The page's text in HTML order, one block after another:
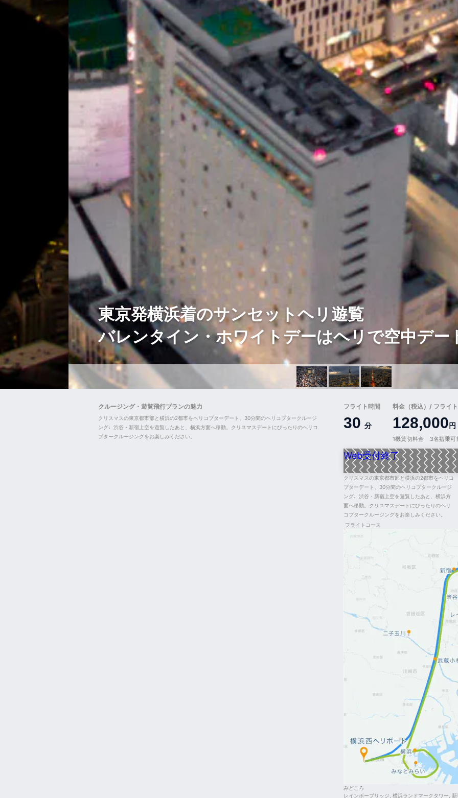
東京発横浜着のサンセットヘリ遊覧
バレンタイン・ホワイトデーはヘリで空中デー
フライト時間
30 分
料金（税込）/ フライト
128,000円
1機貸切料金 3名搭乗可
Web受付終了
クリスマスの東京都市部と横浜の2都市をヘリコ
プターデート、30分間のヘリコプタークルージ
ング♩渋谷・新宿上空を遊覧したあと、横浜方
面へ移動。クリスマスデートにぴったりのヘリ
コプタークルージングをお楽しみください。
フライトコース
みどころ
レインボーブリッジ, 横浜ランドマークタワー,
クルージング・遊覧飛行プランの魅力
クリスマスの東京都市部と横浜の2都市をヘリコプターデート、30分間のヘリコプタークルージ
ング♩渋谷・新宿上空を遊覧したあと、横浜方面へ移動。クリスマスデートにぴったりのヘリコ
プタークルージングをお楽しみください。